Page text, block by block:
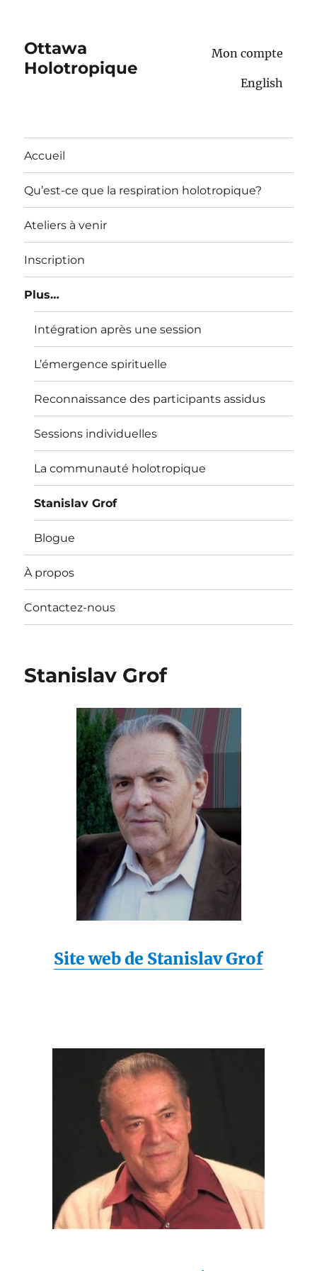
Ottawa
Holotropique
Mon compte
English
Accueil
Qu’est-ce que la respiration holotropique?
Ateliers à venir
Inscription
Plus…
Intégration après une session
L’émergence spirituelle
Reconnaissance des participants assidus
Sessions individuelles
La communauté holotropique
Stanislav Grof
Blogue
À propos
Contactez-nous
Stanislav Grof
Site web de Stanislav Grof